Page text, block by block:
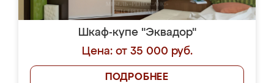
Шкаф-купе "Эквадор"
Цена: от 35 000 руб.
ПОДРОБНЕЕ